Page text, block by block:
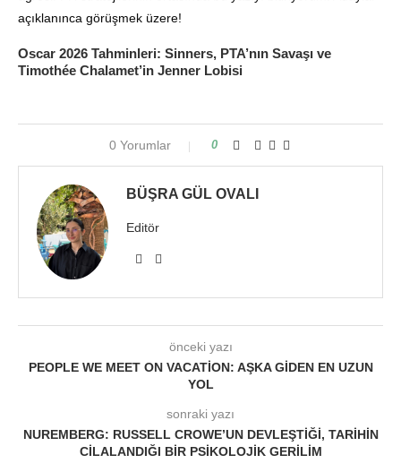
açıklanınca görüşmek üzere!
Oscar 2026 Tahminleri: Sinners, PTA’nın Savaşı ve
Timothée Chalamet’in Jenner Lobisi
0 Yorumlar 0
BÜŞRA GÜL OVALI
Editör
önceki yazı
PEOPLE WE MEET ON VACATION: AŞKA GIDEN EN UZUN
YOL
sonraki yazı
NUREMBERG: RUSSELL CROWE’UN DEVLEŞTIĞI, TARIHIN
CILALANDIĞI BIR PSIKOLOJIK GERILIM